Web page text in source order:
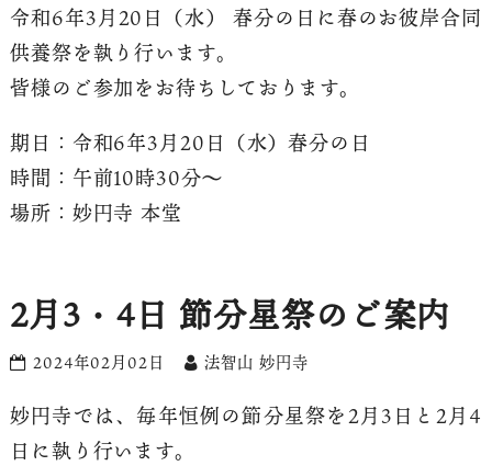
令和6年3月20日（水） 春分の日に春のお彼岸合同
供養祭を執り行います。
皆様のご参加をお待ちしております。
期日：令和6年3月20日（水）春分の日
時間：午前10時30分〜
場所：妙円寺 本堂
2月3・4日 節分星祭のご案内
2024年02月02日 法智山 妙円寺
妙円寺では、毎年恒例の節分星祭を2月3日と2月4
日に執り行います。